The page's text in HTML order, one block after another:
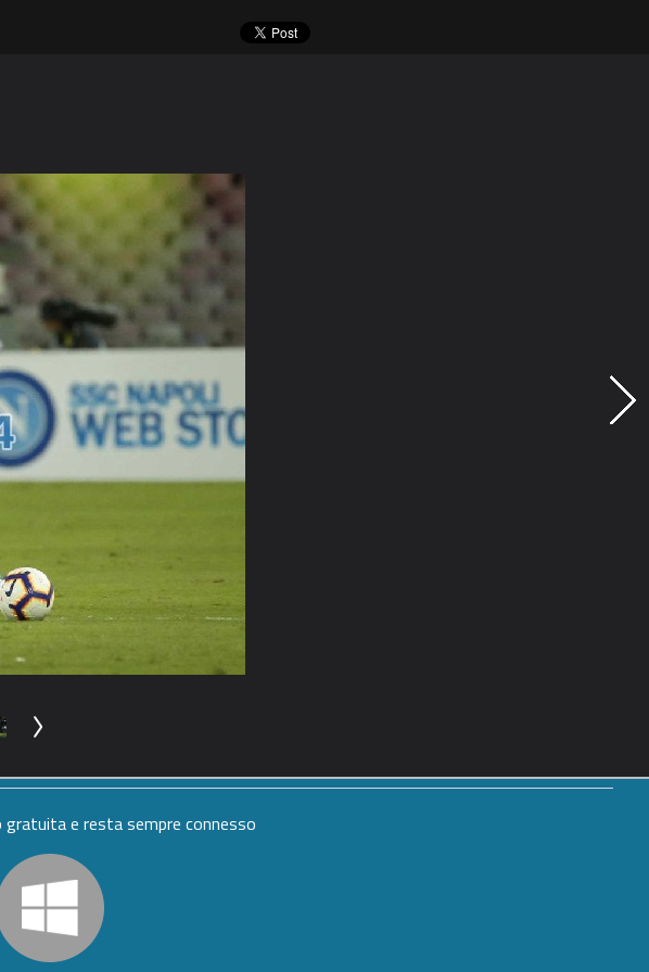
e resta sempre connesso